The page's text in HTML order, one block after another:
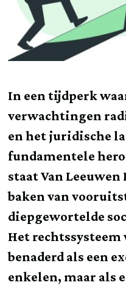
In een tijdperk
verwachtingen
en het juridische
fundamentele
staat Van
baken van
diepgewortelde
Het
benaderd als een
enkelen, maar als